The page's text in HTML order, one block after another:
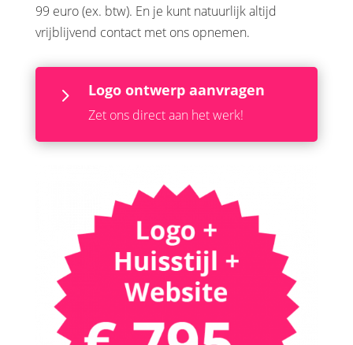
99 euro (ex. btw). En je kunt natuurlijk altijd
vrijblijvend contact met ons opnemen.
5 Logo ontwerp aanvragen
Zet ons direct aan het werk!